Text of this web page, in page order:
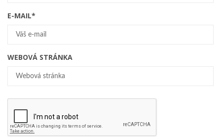
E-MAIL*
WEBOVÁ STRÁNKA